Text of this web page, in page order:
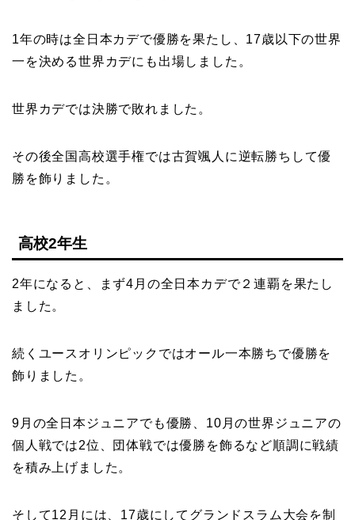
1年の時は全日本カデで優勝を果たし、17歳以下の世界
一を決める世界カデにも出場しました。
世界カデでは決勝で敗れました。
その後全国高校選手権では古賀颯人に逆転勝ちして優
勝を飾りました。
高校2年生
2年になると、まず4月の全日本カデで２連覇を果たし
ました。
続くユースオリンピックではオール一本勝ちで優勝を
飾りました。
9月の全日本ジュニアでも優勝、10月の世界ジュニアの
個人戦では2位、団体戦では優勝を飾るなど順調に戦績
を積み上げました。
そして12月には、17歳にしてグランドスラム大会を制